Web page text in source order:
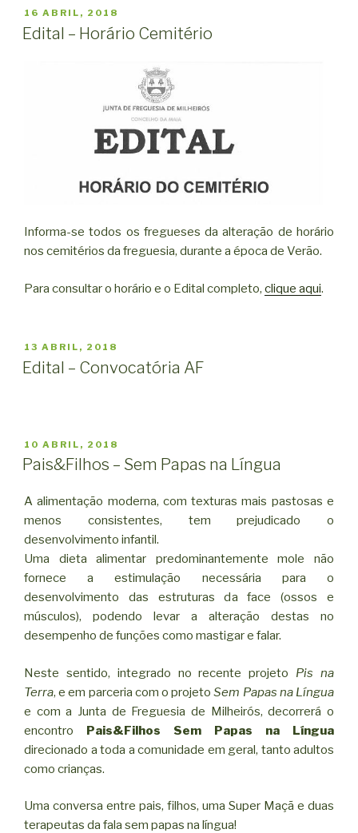
PUBLICADO
EM
16 ABRIL, 2018
Edital – Horário Cemitério
Informa-se todos os fregueses da alteração de horário
nos cemitérios da freguesia, durante a época de Verão.
Para consultar o horário e o Edital completo, clique aqui.
PUBLICADO
EM
13 ABRIL, 2018
Edital – Convocatória AF
PUBLICADO
EM
10 ABRIL, 2018
Pais&Filhos – Sem Papas na Língua
A alimentação moderna, com texturas mais pastosas e
menos consistentes, tem prejudicado o
desenvolvimento infantil.
Uma dieta alimentar predominantemente mole não
fornece a estimulação necessária para o
desenvolvimento das estruturas da face (ossos e
músculos), podendo levar a alteração destas no
desempenho de funções como mastigar e falar.
Neste sentido, integrado no recente projeto Pis na
Terra, e em parceria com o projetoSem Papas na Língua
e com a Junta de Freguesia de Milheirós, decorrerá o
encontro Pais&Filhos Sem Papas na Língua
direcionado a toda a comunidade em geral, tanto adultos
como crianças.
Uma conversa entre pais, filhos, uma Super Maçã e duas
terapeutas da fala sem papas na língua!